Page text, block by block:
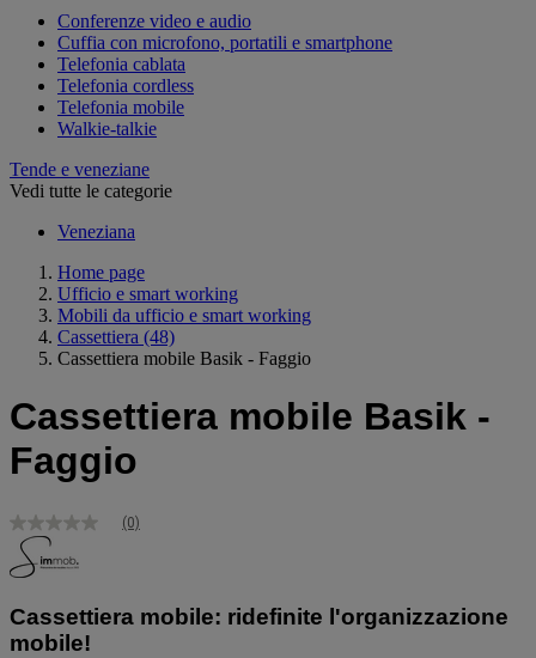
Conferenze video e audio
Cuffia con microfono, portatili e smartphone
Telefonia cablata
Telefonia cordless
Telefonia mobile
Walkie-talkie
Tende e veneziane
Vedi tutte le categorie
Veneziana
Home page
Ufficio e smart working
Mobili da ufficio e smart working
Cassettiera (48)
Cassettiera mobile Basik - Faggio
Cassettiera mobile Basik -
Faggio
Nessuna
valutazione
Stesso
alla
pagina.
(0)
Cassettiera mobile: ridefinite l'organizzazione
mobile!